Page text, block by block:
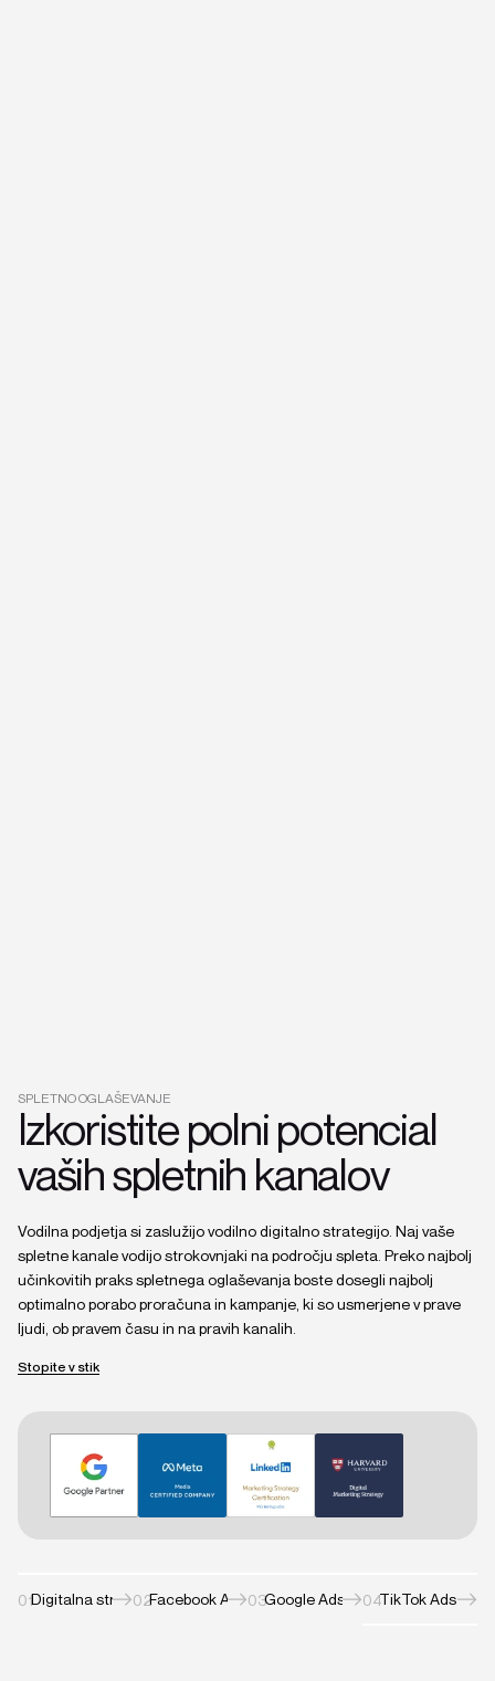
SPLETNO OGLAŠEVANJE
Izkoristite polni potencial
vaših spletnih kanalov
Stopite v stik
Stopite v stik
Vodilna podjetja si zaslužijo vodilno digitalno strategijo. Naj vaše
spletne kanale vodijo strokovnjaki na področju spleta. Preko najbolj
učinkovitih praks spletnega oglaševanja boste dosegli najbolj
optimalno porabo proračuna in kampanje, ki so usmerjene v prave
ljudi, ob pravem času in na pravih kanalih.
01Digitalna strategija
03Google Ads
02Facebook Ads
04TikTok Ads